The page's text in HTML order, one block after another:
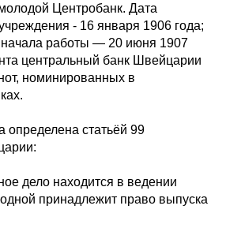
Центробанк. Дата
- 16 января 1906 года;
начала работы — 20 июня 1907
центральный банк Швейцарии
номинированных в
определена статьёй 99
дело находится в ведении
принадлежит право выпуска